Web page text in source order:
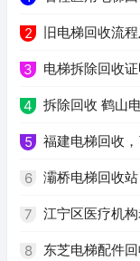
2 旧电梯回收流
3 电梯拆除回收
4 拆除回收
5 福建电梯回收
6 灞桥电梯回收
7 江宁区医疗机
8 东芝电梯配件